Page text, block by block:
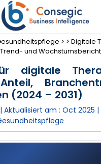
und
Konsumgüter • Energie
> > Digitale
und
digitale
(2024 – 2031)
Aktualisiert am : Oct 2025 |